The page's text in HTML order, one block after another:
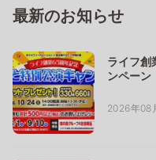
最新のお知らせ
ライフ創
ンペーン
2026年08